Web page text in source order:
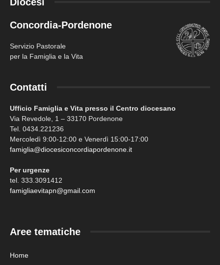
Concordia-Pordenone
Servizio Pastorale
per la Famiglia e la Vita
Contatti
Ufficio Famiglia e Vita presso il Centro diocesano
Via Revedole, 1 – 33170 Pordenone
Tel. 0434.221236
Mercoledì 9:00-12:00 e Venerdì 15:00-17:00
famiglia@diocesiconcordiapordenone.it
Per urgenze
tel. 333.3091412
famigliaevitapn@gmail.com
Aree tematiche
Home